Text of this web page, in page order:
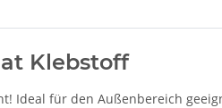
Klebstoff
Ideal für den Außenbereich